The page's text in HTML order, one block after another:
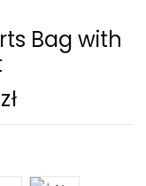
Bag with